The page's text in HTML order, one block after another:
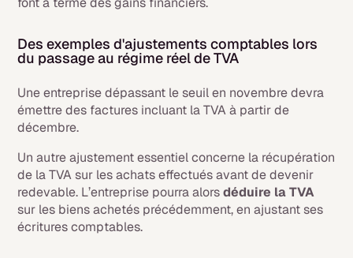
Des exemples d'ajustements comptables lors
du passage au régime réel de TVA
Une entreprise dépassant le seuil en novembre devra
émettre des factures incluant la TVA à partir de
décembre.
Un autre ajustement essentiel concerne la récupération
de la TVA sur les achats effectués avant de devenir
redevable. L’entreprise pourra alorsdéduire la TVA
sur les biens achetés précédemment, en ajustant ses
écritures comptables.